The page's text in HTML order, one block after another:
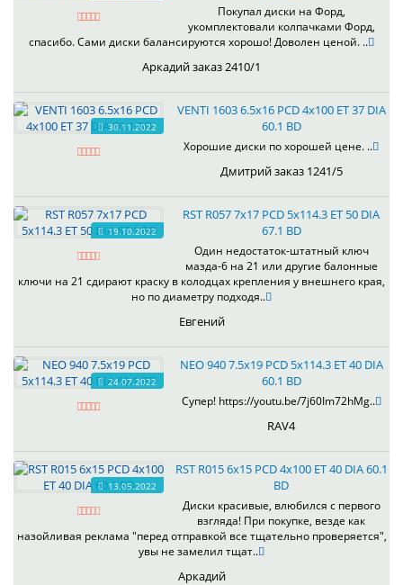
Покупал диски на Форд,
укомплектовали колпачками Форд,
спасибо. Сами диски балансируются хорошо! Доволен ценой. ..
Аркадий заказ 2410/1
30.11.2022
VENTI 1603 6.5x16 PCD 4x100 ET 37 DIA
60.1 BD
Хорошие диски по хорошей цене. ..
Дмитрий заказ 1241/5
19.10.2022
RST R057 7x17 PCD 5x114.3 ET 50 DIA
67.1 BD
Один недостаток-штатный ключ
мазда-6 на 21 или другие балонные
ключи на 21 сдирают краску в колодцах крепления у внешнего края,
но по диаметру подходя..
Евгений
24.07.2022
NEO 940 7.5x19 PCD 5x114.3 ET 40 DIA
60.1 BD
Супер! https://youtu.be/7j60Im72hMg..
RAV4
13.05.2022
RST R015 6x15 PCD 4x100 ET 40 DIA 60.1
BD
Диски красивые, влюбился с первого
взгляда! При покупке, везде как
назойливая реклама "перед отправкой все тщательно проверяется",
увы не замелил тщат..
Аркадий